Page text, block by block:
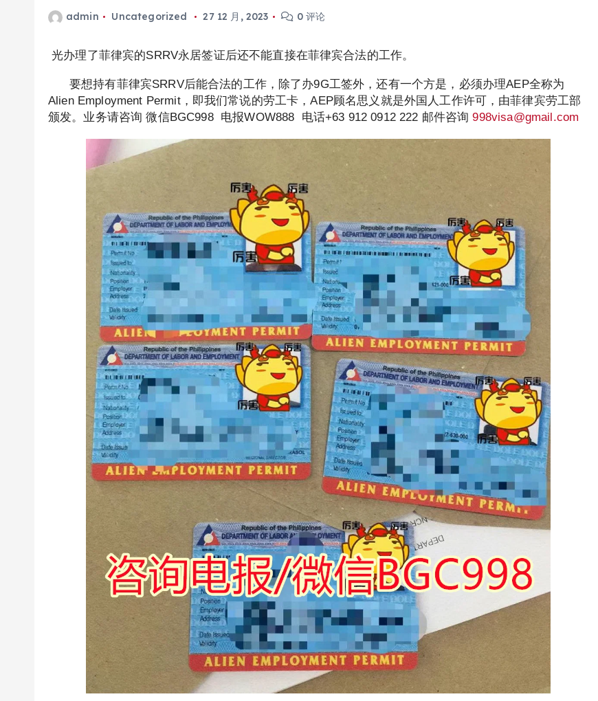
admin Uncategorized 27 12 月, 2023 0 评论
光办理了菲律宾的SRRV永居签证后还不能直接在菲律宾合法的工作。
要想持有菲律宾SRRV后能合法的工作，除了办9G工签外，还有一个方是，必须办理AEP全称为
Alien Employment Permit，即我们常说的劳工卡，AEP顾名思义就是外国人工作许可，由菲律宾劳工部
颁发。业务请咨询 微信BGC998 电报WOW888 电话+63 912 0912 222 邮件咨询998visa@gmail.com